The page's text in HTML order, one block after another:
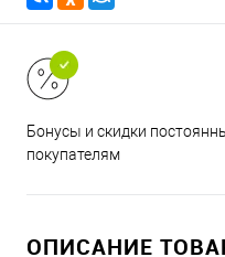
Бонусы и скидки
покупателям
ОПИСАНИЕ